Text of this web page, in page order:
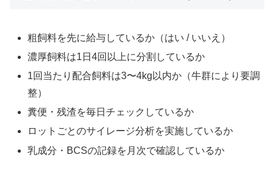
粗飼料を先に給与しているか（はい / いいえ）
濃厚飼料は1日4回以上に分割しているか
1回当たり配合飼料は3〜4kg以内か（牛群により要調
整）
糞便・残渣を毎日チェックしているか
ロットごとのサイレージ分析を実施しているか
乳成分・BCSの記録を月次で確認しているか